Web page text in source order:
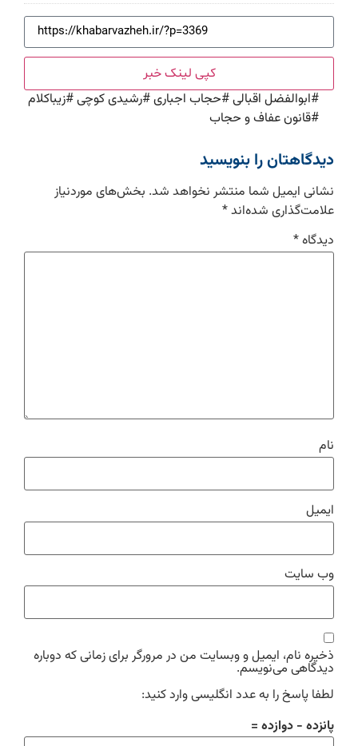
کپی لینک خبر
#ابوالفضل اقبالی#حجاب اجباری#رشیدی کوچی#زیباکلام
#قانون عفاف و حجاب
دیدگاهتان را بنویسید
نشانی ایمیل شما منتشر نخواهد شد. بخش‌های موردنیاز
علامت‌گذاری شده‌اند*
دیدگاه*
نام
ایمیل
وب‌ سایت
ذخیره نام، ایمیل و وبسایت من در مرورگر برای زمانی که دوباره
دیدگاهی می‌نویسم.
لطفا پاسخ را به عدد انگلیسی وارد کنید:
پانزده − دوازده =